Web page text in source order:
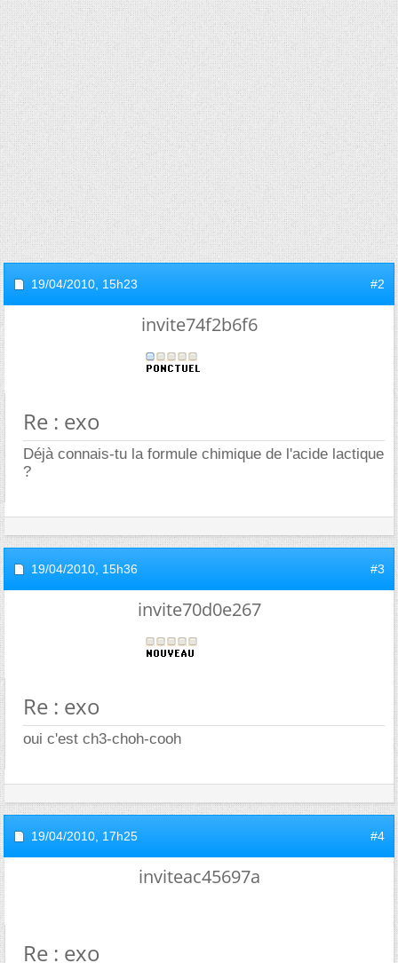
19/04/2010, 15h23 #2
invite74f2b6f6
Re : exo
Déjà connais-tu la formule chimique de l'acide lactique
?
19/04/2010, 15h36 #3
invite70d0e267
Re : exo
oui c'est ch3-choh-cooh
19/04/2010, 17h25 #4
inviteac45697a
Re : exo